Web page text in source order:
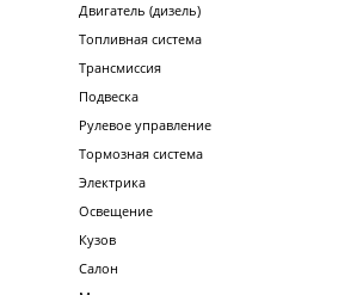
Двигатель (дизель)
Топливная система
Трансмиссия
Подвеска
Рулевое управление
Тормозная система
Электрика
Освещение
Кузов
Салон